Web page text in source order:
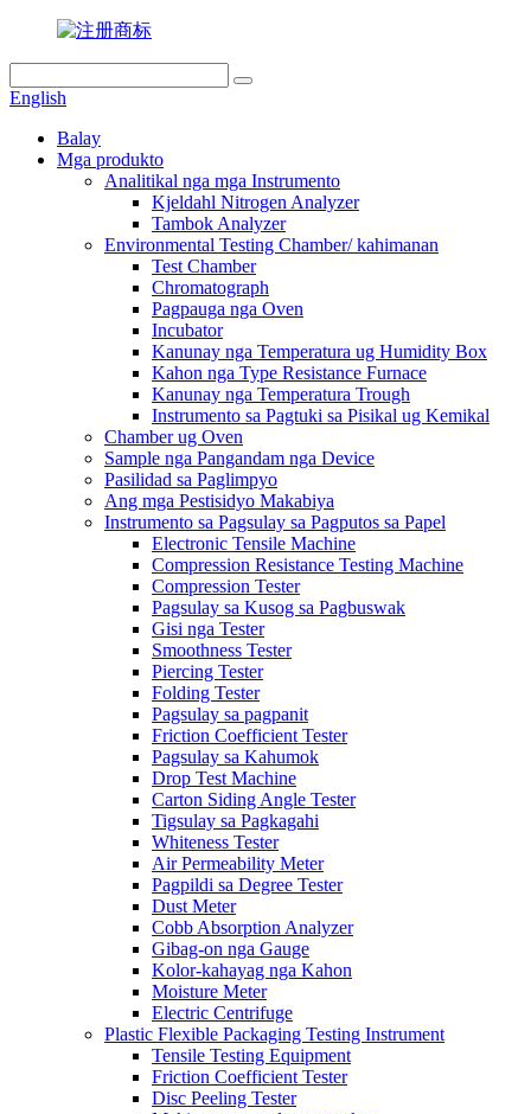
English
Balay
Mga produkto
Analitikal nga mga Instrumento
Kjeldahl Nitrogen Analyzer
Tambok Analyzer
Environmental Testing Chamber/ kahimanan
Test Chamber
Chromatograph
Pagpauga nga Oven
Incubator
Kanunay nga Temperatura ug Humidity Box
Kahon nga Type Resistance Furnace
Kanunay nga Temperatura Trough
Instrumento sa Pagtuki sa Pisikal ug Kemikal
Chamber ug Oven
Sample nga Pangandam nga Device
Pasilidad sa Paglimpyo
Ang mga Pestisidyo Makabiya
Instrumento sa Pagsulay sa Pagputos sa Papel
Electronic Tensile Machine
Compression Resistance Testing Machine
Compression Tester
Pagsulay sa Kusog sa Pagbuswak
Gisi nga Tester
Smoothness Tester
Piercing Tester
Folding Tester
Pagsulay sa pagpanit
Friction Coefficient Tester
Pagsulay sa Kahumok
Drop Test Machine
Carton Siding Angle Tester
Tigsulay sa Pagkagahi
Whiteness Tester
Air Permeability Meter
Pagpildi sa Degree Tester
Dust Meter
Cobb Absorption Analyzer
Gibag-on nga Gauge
Kolor-kahayag nga Kahon
Moisture Meter
Electric Centrifuge
Plastic Flexible Packaging Testing Instrument
Tensile Testing Equipment
Friction Coefficient Tester
Disc Peeling Tester